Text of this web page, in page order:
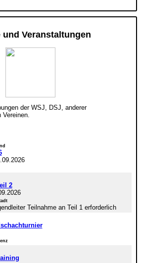
Veranstaltungen
der WSJ, DSJ, anderer
Vereinen.
2
Teilnahme an Teil 1 erforderlich